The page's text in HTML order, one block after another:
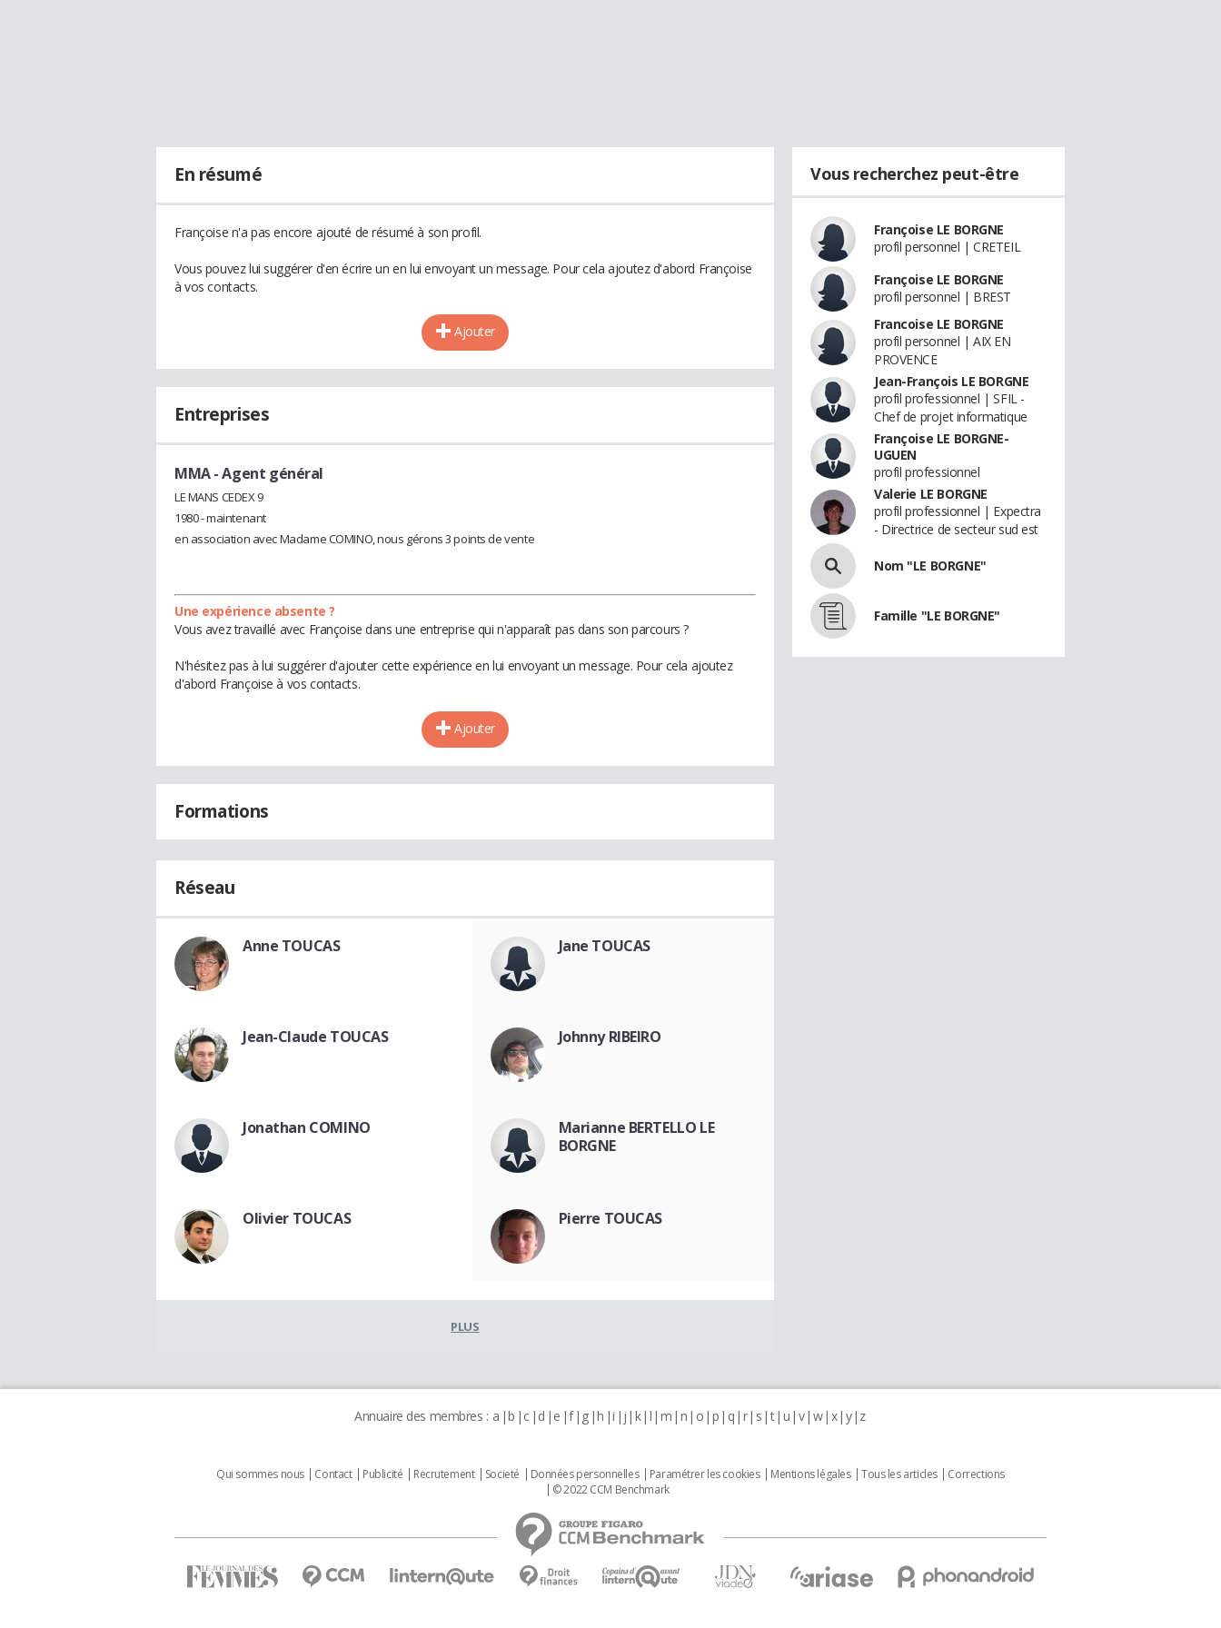
En résumé
Françoise n'a pas encore ajouté de résumé à son profil.
Vous pouvez lui suggérer d'en écrire un en lui envoyant un message. Pour cela ajoutez d'abord Françoise
à vos contacts.
Ajouter
Entreprises
MMA- Agent général
LE MANS CEDEX 9
1980 - maintenant
en association avec Madame COMINO, nous gérons 3 points de vente
Une expérience absente ?
Vous avez travaillé avec Françoise dans une entreprise qui n'apparaît pas dans son parcours ?
N'hésitez pas à lui suggérer d'ajouter cette expérience en lui envoyant un message. Pour cela ajoutez
d'abord Françoise à vos contacts.
Ajouter
Formations
Réseau
Anne TOUCAS Jane TOUCAS
Jean-Claude TOUCAS Johnny RIBEIRO
Jonathan COMINO
Marianne BERTELLO LE
BORGNE
Olivier TOUCAS Pierre TOUCAS
PLUS
Vous recherchez peut-être
Françoise LE BORGNE
profil personnel | CRETEIL
Françoise LE BORGNE
profil personnel | BREST
Francoise LE BORGNE
profil personnel | AIX EN
PROVENCE
Jean-François LE BORGNE
profil professionnel | SFIL -
Chef de projet informatique
Françoise LE BORGNE-
UGUEN
profil professionnel
Valerie LE BORGNE
profil professionnel | Expectra
- Directrice de secteur sud est
Nom "LE BORGNE"
Famille "LE BORGNE"
Annuaire des membres : a b c d e f g h i j k l m n o p q r s t u v w x y z
Qui sommes nous Contact Publicité Recrutement Societé Données personnelles Paramétrer les cookies Mentions légales Tous les articles
Corrections
© 2022 CCM Benchmark